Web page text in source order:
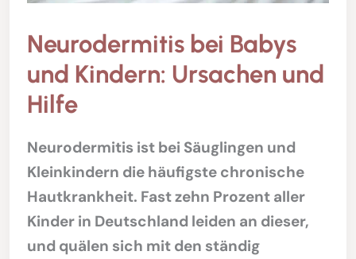
Neurodermitis bei Babys
und Kindern: Ursachen und
Hilfe
Neurodermitis ist bei Säuglingen und
Kleinkindern die häufigste chronische
Hautkrankheit. Fast zehn Prozent aller
Kinder in Deutschland leiden an dieser,
und quälen sich mit den ständig